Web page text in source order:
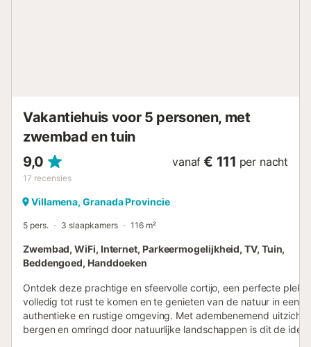
Vakantiehuis voor 5 personen, met
zwembad en tuin
9,0
17 recensies
vanaf € 111 per nacht
Villamena, Granada Provincie
5 pers. 3 slaapkamers 116 m²
Zwembad, WiFi, Internet, Parkeermogelijkheid, TV, Tuin,
Beddengoed, Handdoeken
Ontdek deze prachtige en sfeervolle cortijo, een perfecte plek
volledig tot rust te komen en te genieten van de natuur in een
authentieke en rustige omgeving. Met adembenemend uitzicht
bergen en omringd door natuurlijke landschappen is dit de